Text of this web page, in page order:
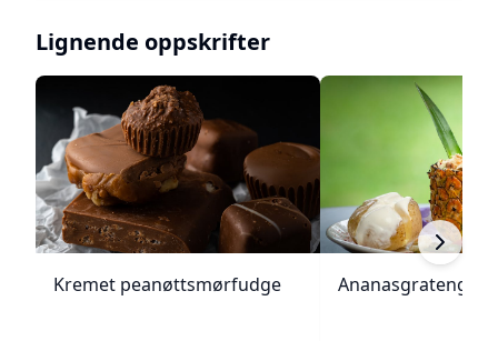
Lignende oppskrifter
Kremet peanøttsmørfudge Ananasgrateng